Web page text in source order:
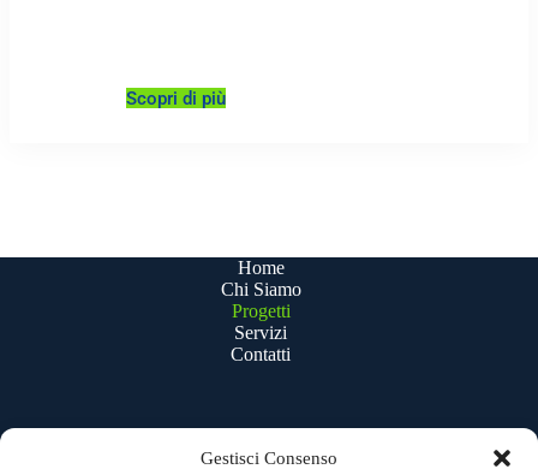
Gestisci Consenso
Scopri di più
Home
Chi Siamo
Progetti
Servizi
Contatti